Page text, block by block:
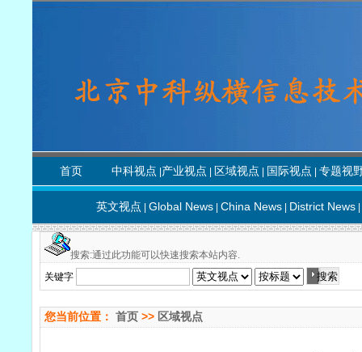
首页 中科视点 产业视点 区域视点 国际视点 专题视
英文视点 Global News China News District News
搜索:通过此功能可以快速搜索本站内容.
关键字
您当前位置： 首页 >> 区域视点